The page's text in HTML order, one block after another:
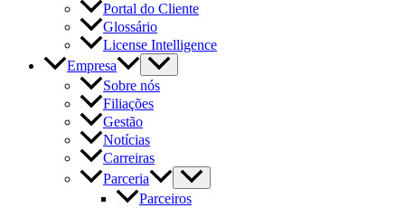
Portal do Cliente
Glossário
License Intelligence
Empresa
Sobre nós
Filiações
Gestão
Notícias
Carreiras
Parceria
Parceiros